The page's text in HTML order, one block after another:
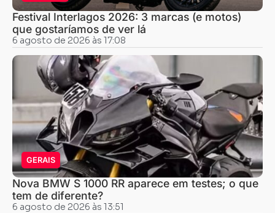
Festival Interlagos 2026: 3 marcas (e motos)
que gostaríamos de ver lá
6 agosto de 2026 às 17:08
GERAIS
Nova BMW S 1000 RR aparece em testes; o que
tem de diferente?
6 agosto de 2026 às 13:51